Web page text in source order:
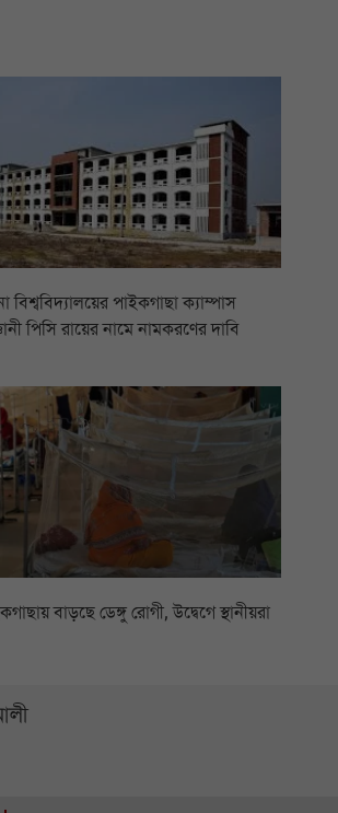
বিশ্ববিদ্যালয়ের পাইকগাছা ক্যাম্পাস
পিসি রায়ের নামে নামকরণের দাবি
বাড়ছে ডেঙ্গু রোগী, উদ্বেগে স্থানীয়রা